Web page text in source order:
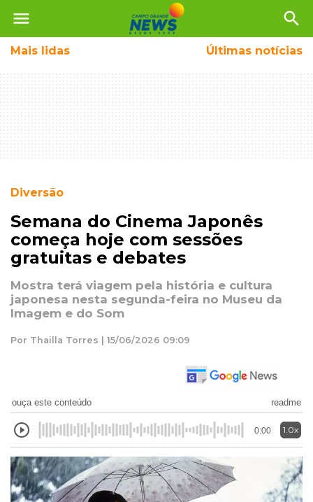
menu search
Mais lidas Últimas notícias
Diversão
Semana do Cinema Japonês
começa hoje com sessões
gratuitas e debates
Mostra terá viagem pela história e cultura
japonesa nesta segunda-feira no Museu da
Imagem e do Som
Por Thailla Torres | 15/06/2026 09:09
ouça este conteúdo readme
0:00 1.0x